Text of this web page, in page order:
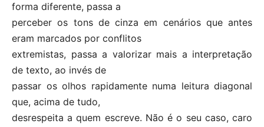
forma diferente, passa a
perceber os tons de cinza em cenários que antes
eram marcados por conflitos
extremistas, passa a valorizar mais a interpretação
de texto, ao invés de
passar os olhos rapidamente numa leitura diagonal
que, acima de tudo,
desrespeita a quem escreve. Não é o seu caso, caro